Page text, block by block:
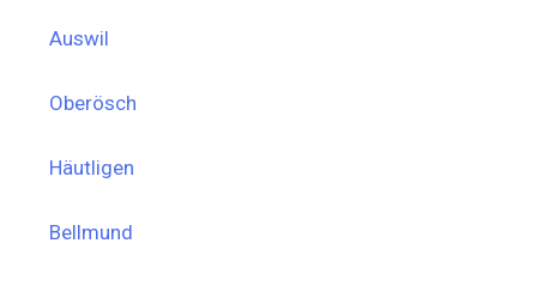
Auswil
Oberösch
Häutligen
Bellmund